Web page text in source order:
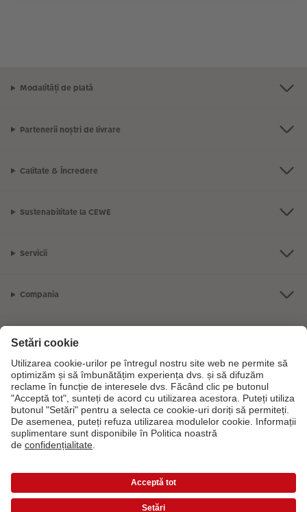
Modalități de plată
Partenerii noștri de livrare
Calitate & Încredere
Sustenabilitate la CEWE
Servicii
Compania
Gama de produse
CEWE Fotolumea
Dacă aveți întrebări despre serviciile noastre sau comanda dvs., vă rugăm
să ne contactati telefonic:0316 300 693De luni până duminică: 09:00 -